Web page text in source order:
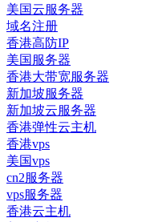
美国云服务器
域名注册
香港高防IP
美国服务器
香港大带宽服务器
新加坡服务器
新加坡云服务器
香港弹性云主机
香港vps
美国vps
cn2服务器
vps服务器
香港云主机